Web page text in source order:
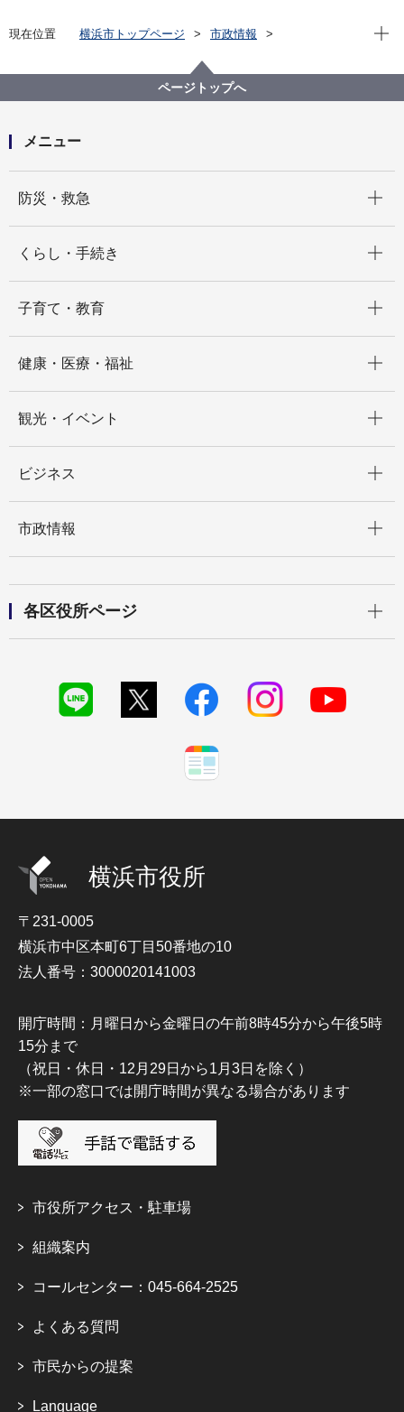
現在位置 横浜市トップページ
市政情報
水道料金・下水道使用料のお支払い時におけるスマー
トフォン決済を拡充します！
現在
ページトップへ
メニュー
防災・救急
くらし・手続き
子育て・教育
健康・医療・福祉
観光・イベント
ビジネス
市政情報
各区役所ページ
横浜市役所
〒231-0005
横浜市中区本町6丁目50番地の10
法人番号：3000020141003
開庁時間：月曜日から金曜日の午前8時45分から午後5時
15分まで
（祝日・休日・12月29日から1月3日を除く）
※一部の窓口では開庁時間が異なる場合があります
市役所アクセス・駐車場
組織案内
コールセンター：045-664-2525
よくある質問
市民からの提案
Language